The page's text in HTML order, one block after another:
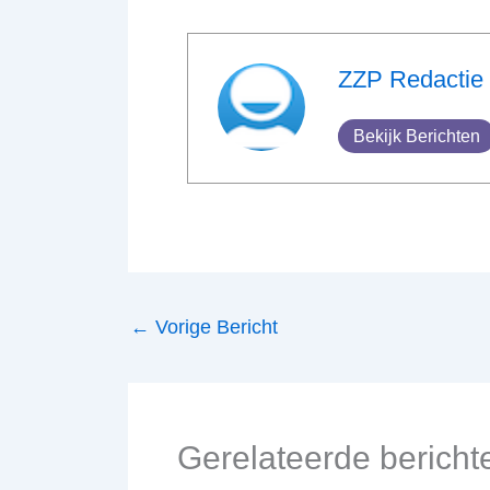
ZZP Redactie
Bekijk Berichten
← Vorige Bericht
Gerelateerde